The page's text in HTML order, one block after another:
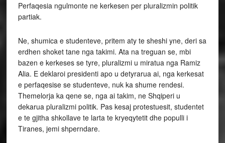
Perfaqesia ngulmonte ne kerkesen per pluralizmin politik
partiak.
Ne, shumica e studenteve, pritem aty te sheshi yne, deri sa
erdhen shoket tane nga takimi. Ata na treguan se, mbi
bazen e kerkeses se tyre, pluralizmi u miratua nga Ramiz
Alia. E deklaroi presidenti apo u detyrarua ai, nga kerkesat
e perfaqesise se studenteve, nuk ka shume rendesi.
Themelorja ka qene se, nga ai takim, ne Shqiperi u
dekarua pluralizmi politik. Pas kesaj protestuesit, studentet
e te gjitha shkollave te larta te kryeqytetit dhe populli i
Tiranes, jemi shperndare.